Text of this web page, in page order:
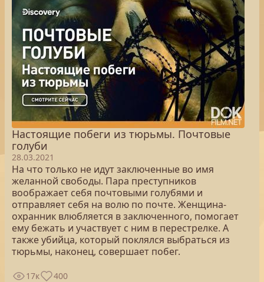
Настоящие побеги из тюрьмы. Почтовые
голуби
28.03.2021
На что только не идут заключенные во имя
желанной свободы. Пара преступников
воображает себя почтовыми голубями и
отправляет себя на волю по почте. Женщина-
охранник влюбляется в заключенного, помогает
ему бежать и участвует с ним в перестрелке. А
также убийца, который поклялся выбраться из
тюрьмы, наконец, совершает побег.
17к 400